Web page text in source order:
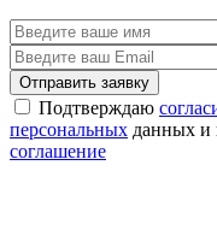
Отправить заявку
Подтверждаю
персональных данных
соглашение